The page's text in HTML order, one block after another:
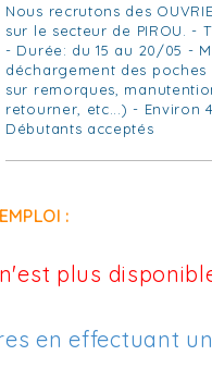
Nous recrutons des
sur le secteur de PIROU. -
- Durée: du 15 au 20/05 -
déchargement des
sur remorques,
retourner, etc...) - Environ
Débutants acceptés
:
plus
en effectuant